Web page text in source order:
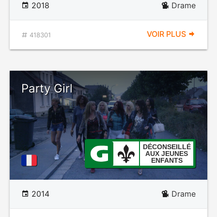
2018 Drame
418301 VOIR PLUS
Party Girl
DÉCONSEILLÉ
AUX JEUNES
ENFANTS
2014 Drame